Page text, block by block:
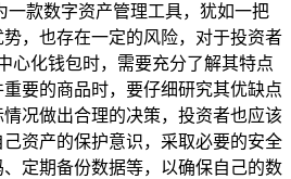
一款数字资产管理工具，犹如一把
，也存在一定的风险，对于投资者
心化钱包时，需要充分了解其特点
要的商品时，要仔细研究其优缺点
况做出合理的决策，投资者也应该
资产的保护意识，采取必要的安全
定期备份数据等，以确保自己的数